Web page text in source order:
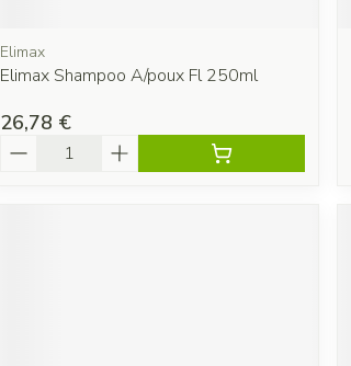
Elimax
Elimax Shampoo A/poux Fl 250ml
26,78 €
Quantité